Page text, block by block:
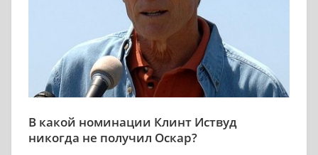
В какой номинации Клинт Иствуд
никогда не получил Оскар?